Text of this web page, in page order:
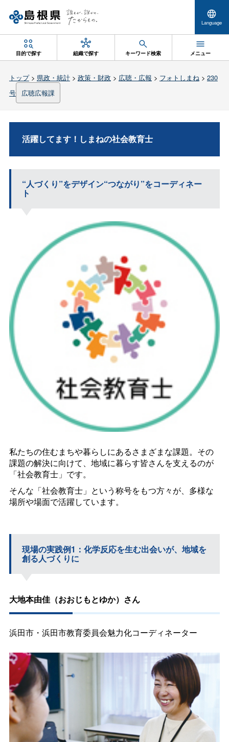
Language
目的で探す 組織で探す キーワード検索 メニュー
トップ> 県政・統計> 政策・財政 > 広聴・広報 > フォトしまね> 230
号
広聴広報課
活躍してます！しまねの社会教育士
“人づくり”をデザイン“つながり”をコーディネー
ト
私たちの住むまちや暮らしにあるさまざまな課題。その
課題の解決に向けて、地域に暮らす皆さんを支えるのが
「社会教育士」です。
そんな「社会教育士」という称号をもつ方々が、多様な
場所や場面で活躍しています。
現場の実践例1：化学反応を生む出会いが、地域を
創る人づくりに
大地本由佳（おおじもとゆか）さん
浜田市・浜田市教育委員会魅力化コーディネーター